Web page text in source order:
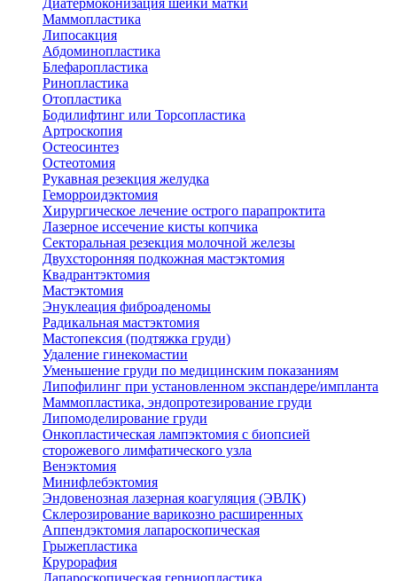
Диатермоконизация шейки матки
Маммопластика
Липосакция
Абдоминопластика
Блефаропластика
Ринопластика
Отопластика
Бодилифтинг или Торсопластика
Артроскопия
Остеосинтез
Остеотомия
Рукавная резекция желудка
Геморроидэктомия
Хирургическое лечение острого парапроктита
Лазерное иссечение кисты копчика
Секторальная резекция молочной железы
Двухсторонняя подкожная мастэктомия
Квадрантэктомия
Мастэктомия
Энуклеация фиброаденомы
Радикальная мастэктомия
Мастопексия (подтяжка груди)
Удаление гинекомастии
Уменьшение груди по медицинским показаниям
Липофилинг при установленном экспандере/импланта
Маммопластика, эндопротезирование груди
Липомоделирование груди
Онкопластическая лампэктомия с биопсией
сторожевого лимфатического узла
Венэктомия
Минифлебэктомия
Эндовенозная лазерная коагуляция (ЭВЛК)
Склерозирование варикозно расширенных
Аппендэктомия лапароскопическая
Грыжепластика
Крурорафия
Лапароскопическая герниопластика